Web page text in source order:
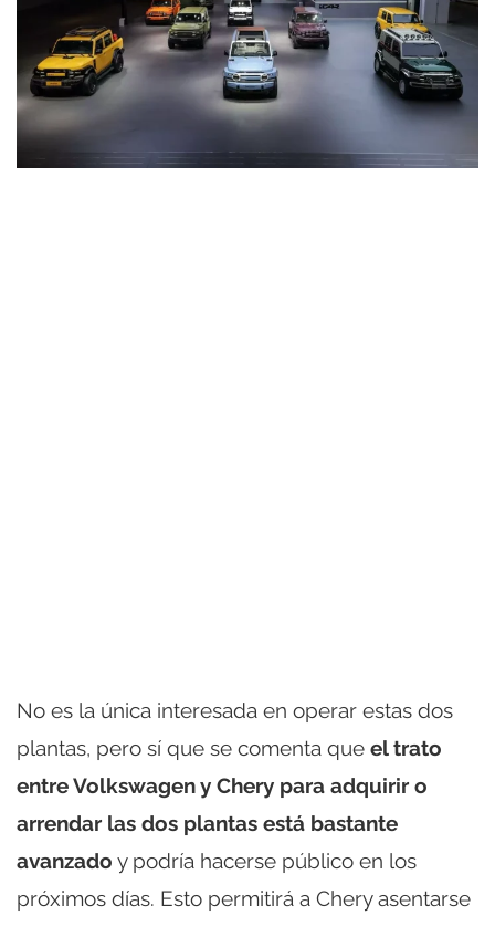
No es la única interesada en operar estas dos
plantas, pero sí que se comenta que el trato
entre Volkswagen y Chery para adquirir o
arrendar las dos plantas está bastante
avanzado y podría hacerse público en los
próximos días. Esto permitirá a Chery asentarse